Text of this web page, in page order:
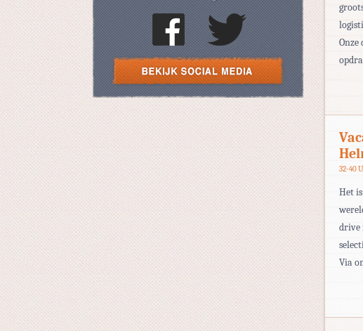
Onze
32-40
Het
drive
Via